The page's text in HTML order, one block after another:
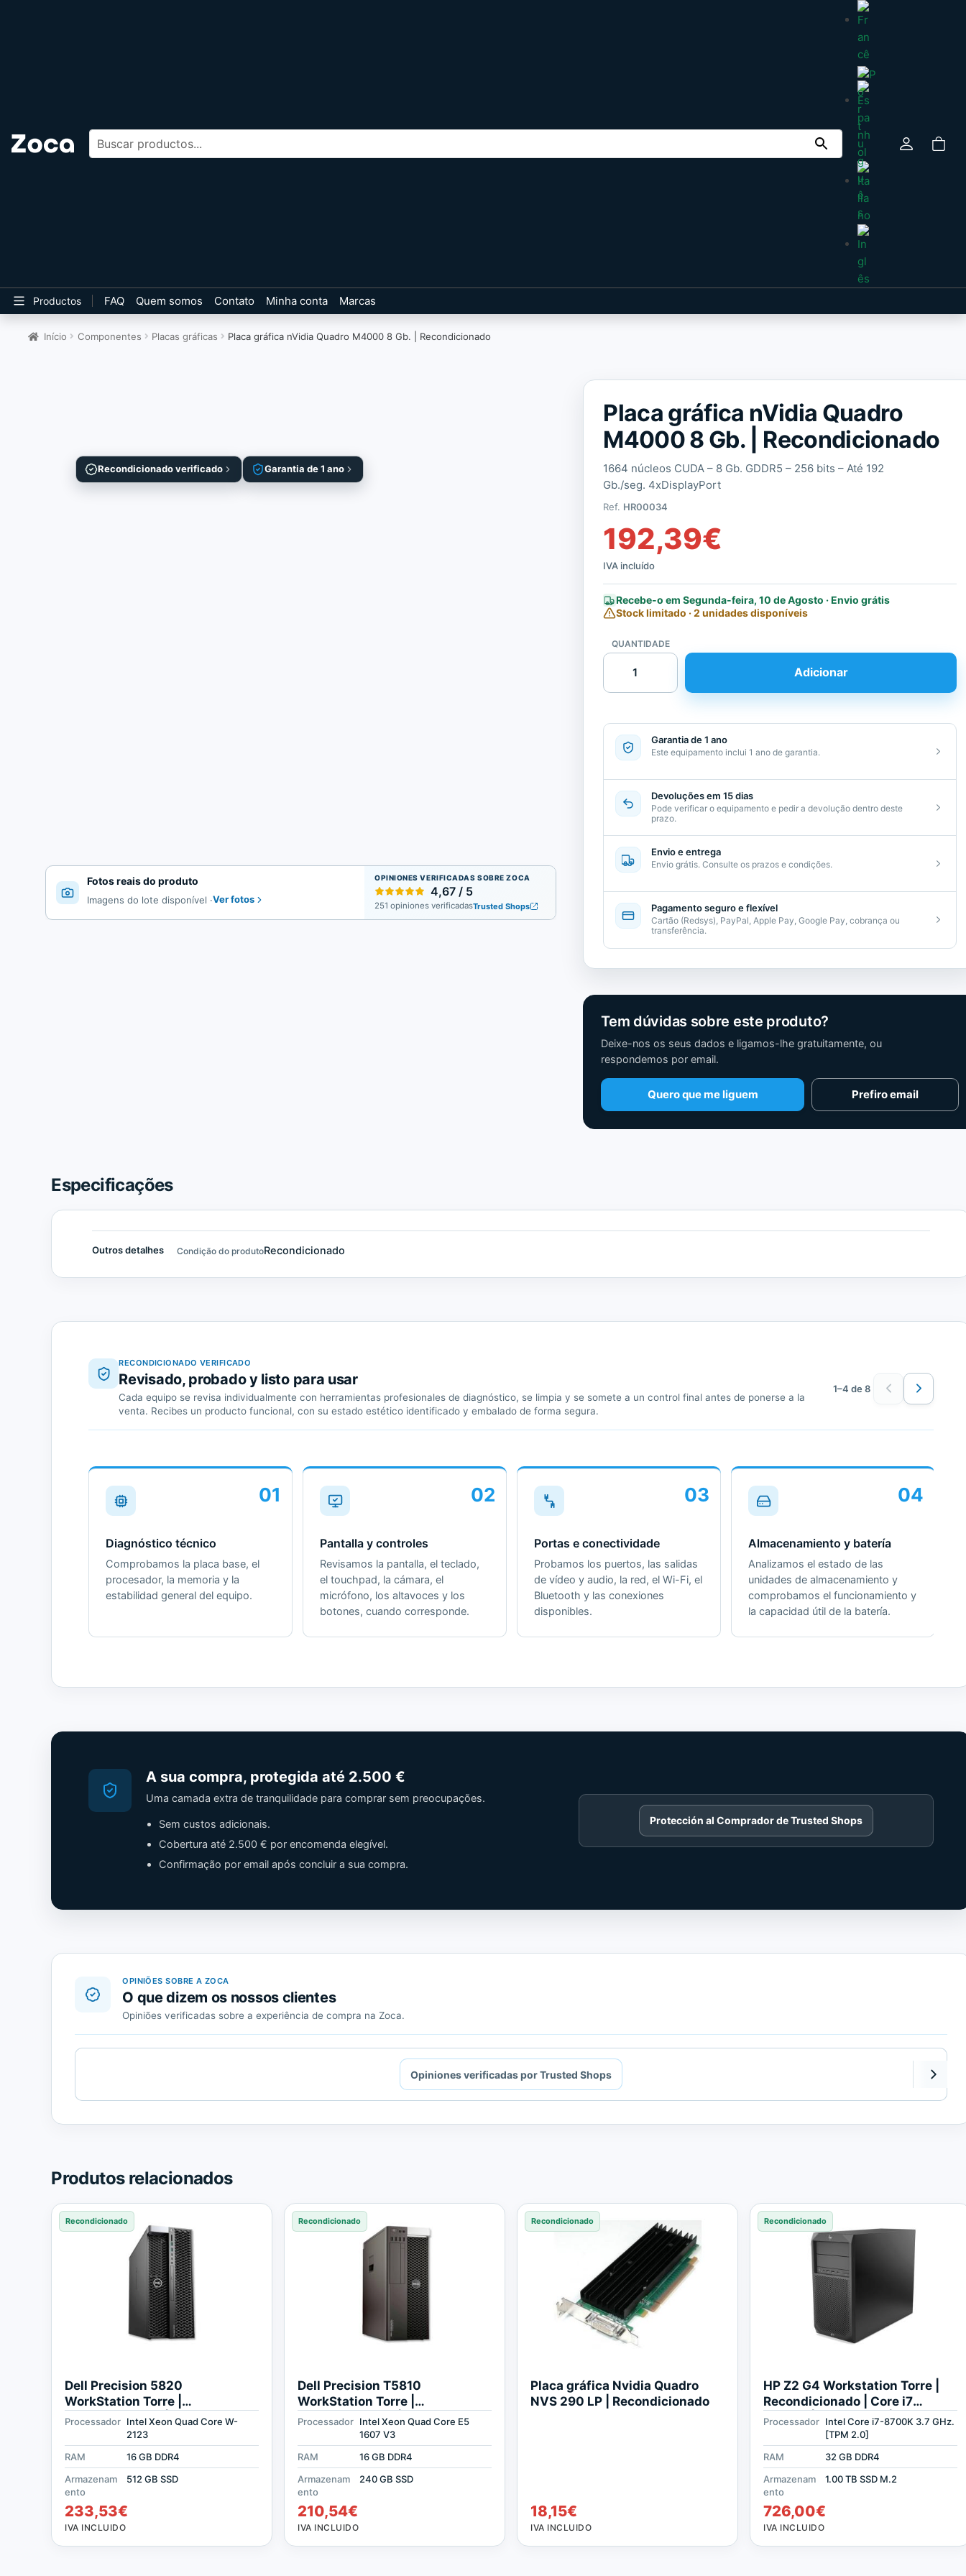
Buscar productos
Productos FAQ Quem somos Contato Minha conta Marcas
Início Componentes Placas gráficas Placa gráfica nVidia Quadro M4000 8 Gb. | Recondicionado
Recondicionado verificado Garantia de 1 ano
Fotos reais do produto
Imagens do lote disponível ·Ver fotos
OPINIONES VERIFICADAS SOBRE ZOCA
4,67 / 5
251 opiniones verificadasTrusted Shops
Placa gráfica nVidia Quadro
M4000 8 Gb. | Recondicionado
1664 núcleos CUDA – 8 Gb. GDDR5 – 256 bits – Até 192
Gb./seg. 4xDisplayPort
Ref. HR00034
192,39€
IVA incluído
Recebe-o em Segunda-feira, 10 de Agosto · Envio grátis
Stock limitado · 2 unidades disponíveis
QUANTIDADE
Quantidade
de
gráfica
Quadro
M4000
Gb.
Recondicionado
Adicionar
Garantia de 1 ano
Este equipamento inclui 1 ano de garantia.
Devoluções em 15 dias
Pode verificar o equipamento e pedir a devolução dentro deste
prazo.
Envio e entrega
Envio grátis. Consulte os prazos e condições.
Pagamento seguro e flexível
Cartão (Redsys), PayPal, Apple Pay, Google Pay, cobrança ou
transferência.
Tem dúvidas sobre este produto?
Deixe-nos os seus dados e ligamos-lhe gratuitamente, ou
respondemos por email.
Quero que me liguem Prefiro email
Especificações
Outros detalhes Condição do produtoRecondicionado
RECONDICIONADO VERIFICADO
Revisado, probado y listo para usar
Cada equipo se revisa individualmente con herramientas profesionales de diagnóstico, se limpia y se somete a un control final antes de ponerse a la
venta. Recibes un producto funcional, con su estado estético identificado y embalado de forma segura.
1–4 de 8
01
Diagnóstico técnico
Comprobamos la placa base, el
procesador, la memoria y la
estabilidad general del equipo.
02
Pantalla y controles
Revisamos la pantalla, el teclado,
el touchpad, la cámara, el
micrófono, los altavoces y los
botones, cuando corresponde.
03
Portas e conectividade
Probamos los puertos, las salidas
de vídeo y audio, la red, el Wi-Fi, el
Bluetooth y las conexiones
disponibles.
04
Almacenamiento y batería
Analizamos el estado de las
unidades de almacenamiento y
comprobamos el funcionamiento y
la capacidad útil de la batería.
A sua compra, protegida até 2.500 €
Uma camada extra de tranquilidade para comprar sem preocupações.
Sem custos adicionais.
Cobertura até 2.500 € por encomenda elegível.
Confirmação por email após concluir a sua compra.
contenido
de
Protección al Comprador de Trusted Shops
OPINIÕES SOBRE A ZOCA
O que dizem os nossos clientes
Opiniões verificadas sobre a experiência de compra na Zoca.
de
Opiniones verificadas por Trusted Shops
Produtos relacionados
Recondicionado
Dell Precision 5820
WorkStation Torre |
Recondicionado | Xeon Quad
Core 3.6GHz | 16 GB RAM | 512
GB SSD
Processador Intel Xeon Quad Core W-
2123
RAM
16 GB DDR4
Armazenam
ento
512 GB SSD
233,53€
IVA INCLUIDO
Recondicionado
Dell Precision T5810
WorkStation Torre |
Recondicionado | Xeon Quad
Core 3.1GHz | 16 GB RAM | 240
GB SSD
Processador Intel Xeon Quad Core E5
1607 V3
RAM
16 GB DDR4
Armazenam
ento
240 GB SSD
210,54€
IVA INCLUIDO
Recondicionado
Placa gráfica Nvidia Quadro
NVS 290 LP | Recondicionado
18,15€
IVA INCLUIDO
Recondicionado
HP Z2 G4 Workstation Torre |
Recondicionado | Core i7
3.7GHz | 32 GB RAM | 1024 GB
Processador Intel Core i7-8700K 3.7 GHz.
[TPM 2.0]
RAM
32 GB DDR4
Armazenam
ento
1.00 TB SSD M.2
726,00€
IVA INCLUIDO